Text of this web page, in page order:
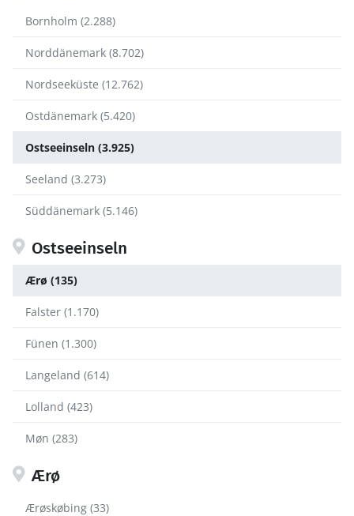
Bornholm (2.288)
Norddänemark (8.702)
Nordseeküste (12.762)
Ostdänemark (5.420)
Ostseeinseln (3.925)
Seeland (3.273)
Süddänemark (5.146)
Ostseeinseln
Ærø (135)
Falster (1.170)
Fünen (1.300)
Langeland (614)
Lolland (423)
Møn (283)
Ærø
Ærøskøbing (33)